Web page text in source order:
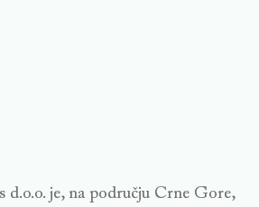
d.o.o. je, na području Crne Gore,